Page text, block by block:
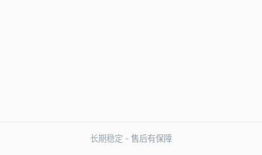
长期稳定 - 售后有保障